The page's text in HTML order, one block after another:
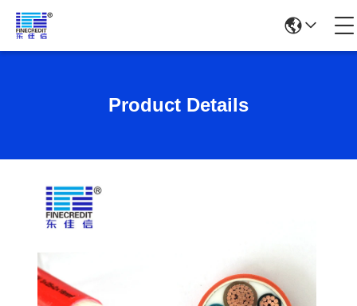
Product Details